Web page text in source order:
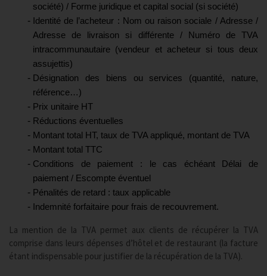
société) / Forme juridique et capital social (si société)
Identité de l’acheteur : Nom ou raison sociale / Adresse /
Adresse de livraison si différente / Numéro de TVA
intracommunautaire (vendeur et acheteur si tous deux
assujettis)
Désignation des biens ou services (quantité, nature,
référence…)
Prix unitaire HT
Réductions éventuelles
Montant total HT, taux de TVA appliqué, montant de TVA
Montant total TTC
Conditions de paiement : le cas échéant Délai de
paiement / Escompte éventuel
Pénalités de retard : taux applicable
Indemnité forfaitaire pour frais de recouvrement.
La mention de la TVA permet aux clients de récupérer la TVA
comprise dans leurs dépenses d’hôtel et de restaurant (la facture
étant indispensable pour justifier de la récupération de la TVA).